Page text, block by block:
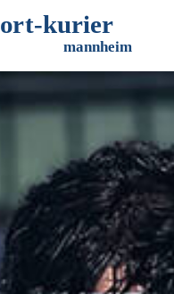
ort-kurier
mannheim